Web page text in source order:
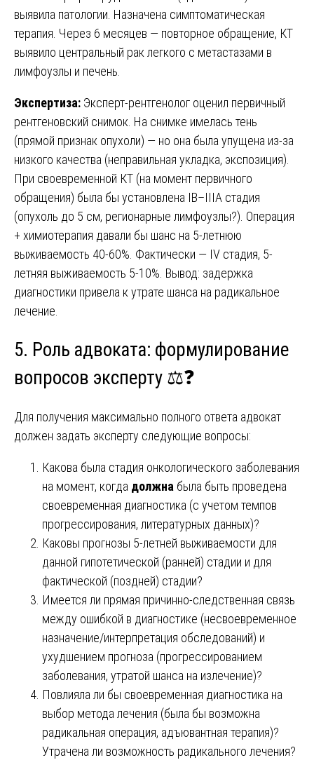
выявила патологии. Назначена симптоматическая
терапия. Через 6 месяцев — повторное обращение, КТ
выявило центральный рак легкого с метастазами в
лимфоузлы и печень.
Экспертиза: Эксперт-рентгенолог оценил первичный
рентгеновский снимок. На снимке имелась тень
(прямой признак опухоли) — но она была упущена из-за
низкого качества (неправильная укладка, экспозиция).
При своевременной КТ (на момент первичного
обращения) была бы установлена IB–IIIA стадия
(опухоль до 5 см, регионарные лимфоузлы?). Операция
+ химиотерапия давали бы шанс на 5-летнюю
выживаемость 40-60%. Фактически — IV стадия, 5-
летняя выживаемость 5-10%. Вывод: задержка
диагностики привела к утрате шанса на радикальное
лечение.
5. Роль адвоката: формулирование
вопросов эксперту ⚖️❓
Для получения максимально полного ответа адвокат
должен задать эксперту следующие вопросы:
Какова была стадия онкологического заболевания
на момент, когда должна была быть проведена
своевременная диагностика (с учетом темпов
прогрессирования, литературных данных)?
Каковы прогнозы 5-летней выживаемости для
данной гипотетической (ранней) стадии и для
фактической (поздней) стадии?
Имеется ли прямая причинно-следственная связь
между ошибкой в диагностике (несвоевременное
назначение/интерпретация обследований) и
ухудшением прогноза (прогрессированием
заболевания, утратой шанса на излечение)?
Повлияла ли бы своевременная диагностика на
выбор метода лечения (была бы возможна
радикальная операция, адъювантная терапия)?
Утрачена ли возможность радикального лечения?